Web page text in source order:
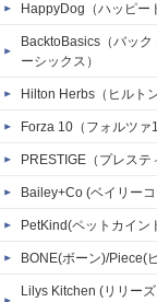
HappyDog（ハッピー
BacktoBasics（バック
ーシックス）
Hilton Herbs（ヒルト
Forza 10（フォルツァ
PRESTIGE（プレステ
Bailey+Co (ベイリー
PetKind(ペットカイン
BONE(ボーン)/Piece(
Lilys Kitchen (リリー